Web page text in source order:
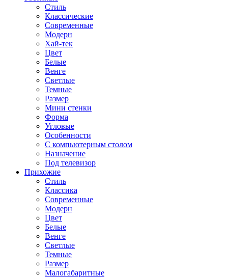
Стиль
Классические
Современные
Модерн
Хай-тек
Цвет
Белые
Венге
Светлые
Темные
Размер
Мини стенки
Форма
Угловые
Особенности
С компьютерным столом
Назначение
Под телевизор
Прихожие
Стиль
Классика
Современные
Модерн
Цвет
Белые
Венге
Светлые
Темные
Размер
Малогабаритные